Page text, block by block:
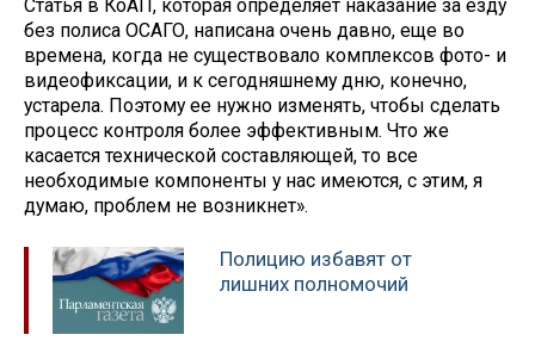
Статья в КоАП, которая определяет наказание за езду
без полиса ОСАГО, написана очень давно, еще во
времена, когда не существовало комплексов фото- и
видеофиксации, и к сегодняшнему дню, конечно,
устарела. Поэтому ее нужно изменять, чтобы сделать
процесс контроля более эффективным. Что же
касается технической составляющей, то все
необходимые компоненты у нас имеются, с этим, я
думаю, проблем не возникнет».
Полицию избавят от
лишних полномочий